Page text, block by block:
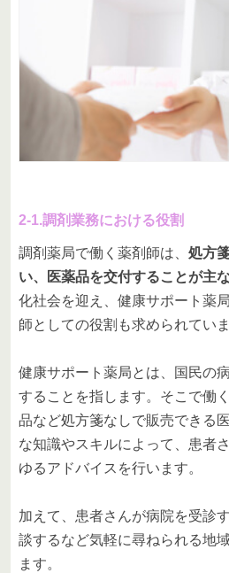
2-1.調剤業務における役割
調剤薬局で働く薬剤師は、 処方
い、医薬品を交付することが主
化社会を迎え、健康サポート薬
師としての役割も求められていま
健康サポート薬局とは、国民の
することを指します。そこで働
品など処方箋なしで販売できる
な知識やスキルによって、患者
ゆるアドバイスを行います。
加えて、患者さんが病院を受診
談するなど気軽に尋ねられる地
ます。